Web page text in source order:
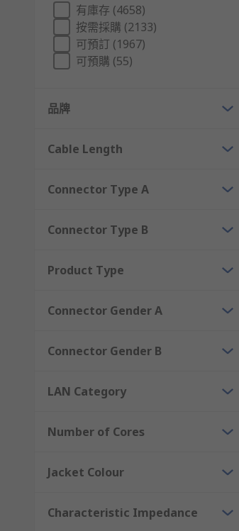
Cat5e 網路線（Category 5
傳輸速度：最高 1 Gbps
用途：適合千兆位乙太網（
特點：改進了減少串擾（
傳輸速度：最高 10 Gbps
頻寬：250 MHz
用途：適合高速網路需求，通常應
特點：傳輸距離上限制較多，通常
Cat6a 網路線（Category 6
頻寬：500 MHz
特點：改良了抗干擾和串擾性能，
Cat7 網路線（Category 7）
傳輸速度：最高 10 Gbps
用途：主要用於企業和數據中心，
有庫存 (4658)
按需採購 (2133)
可預訂 (1967)
可預購 (55)
品牌
Cable Length
Connector Type A
Connector Type B
Product Type
Connector Gender A
Connector Gender B
LAN Category
Number of Cores
Jacket Colour
Characteristic Impedance